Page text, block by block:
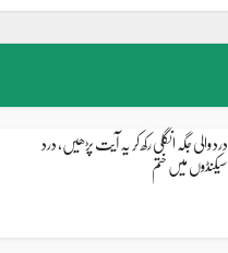
درد والی جگہ انگلی رکھ کر یہ آیت پڑھیں، درد
سیکنڈوں میں ختم